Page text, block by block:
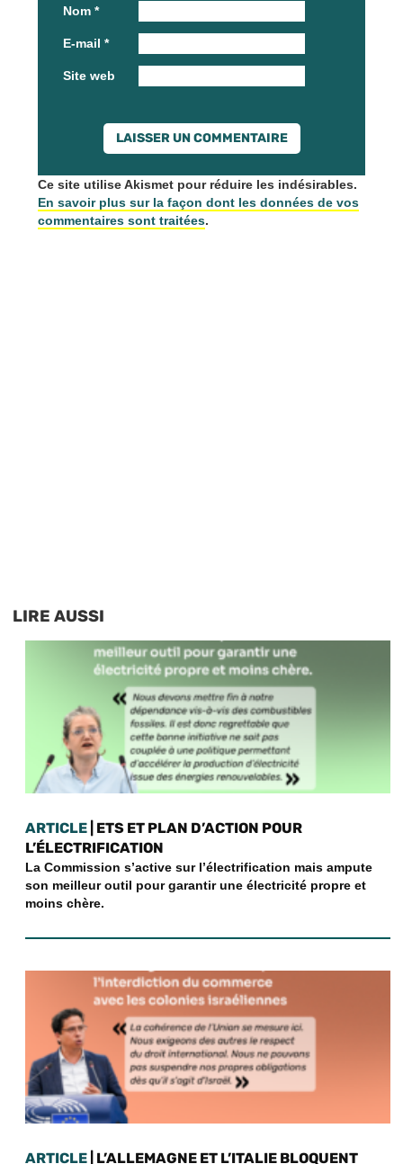
Nom *
E-mail *
Site web
Ce site utilise Akismet pour réduire les indésirables.
En savoir plus sur la façon dont les données de vos
commentaires sont traitées.
LIRE AUSSI
ARTICLE | ETS ET PLAN D’ACTION POUR
L’ÉLECTRIFICATION
La Commission s’active sur l’électrification mais ampute
son meilleur outil pour garantir une électricité propre et
moins chère.
ARTICLE | L’ALLEMAGNE ET L’ITALIE BLOQUENT